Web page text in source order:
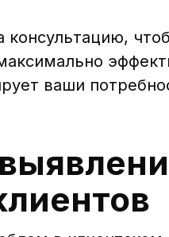
консультацию,
ваши